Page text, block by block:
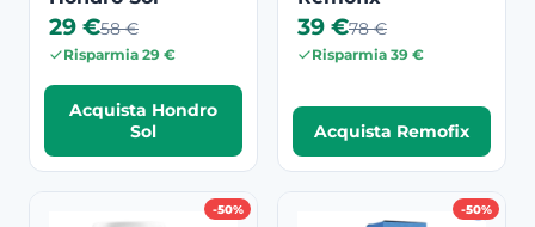
29 €58 €
Risparmia 29 €
Acquista Hondro
Sol
39 €78 €
Risparmia 39 €
Acquista Remofix
-50% -50%